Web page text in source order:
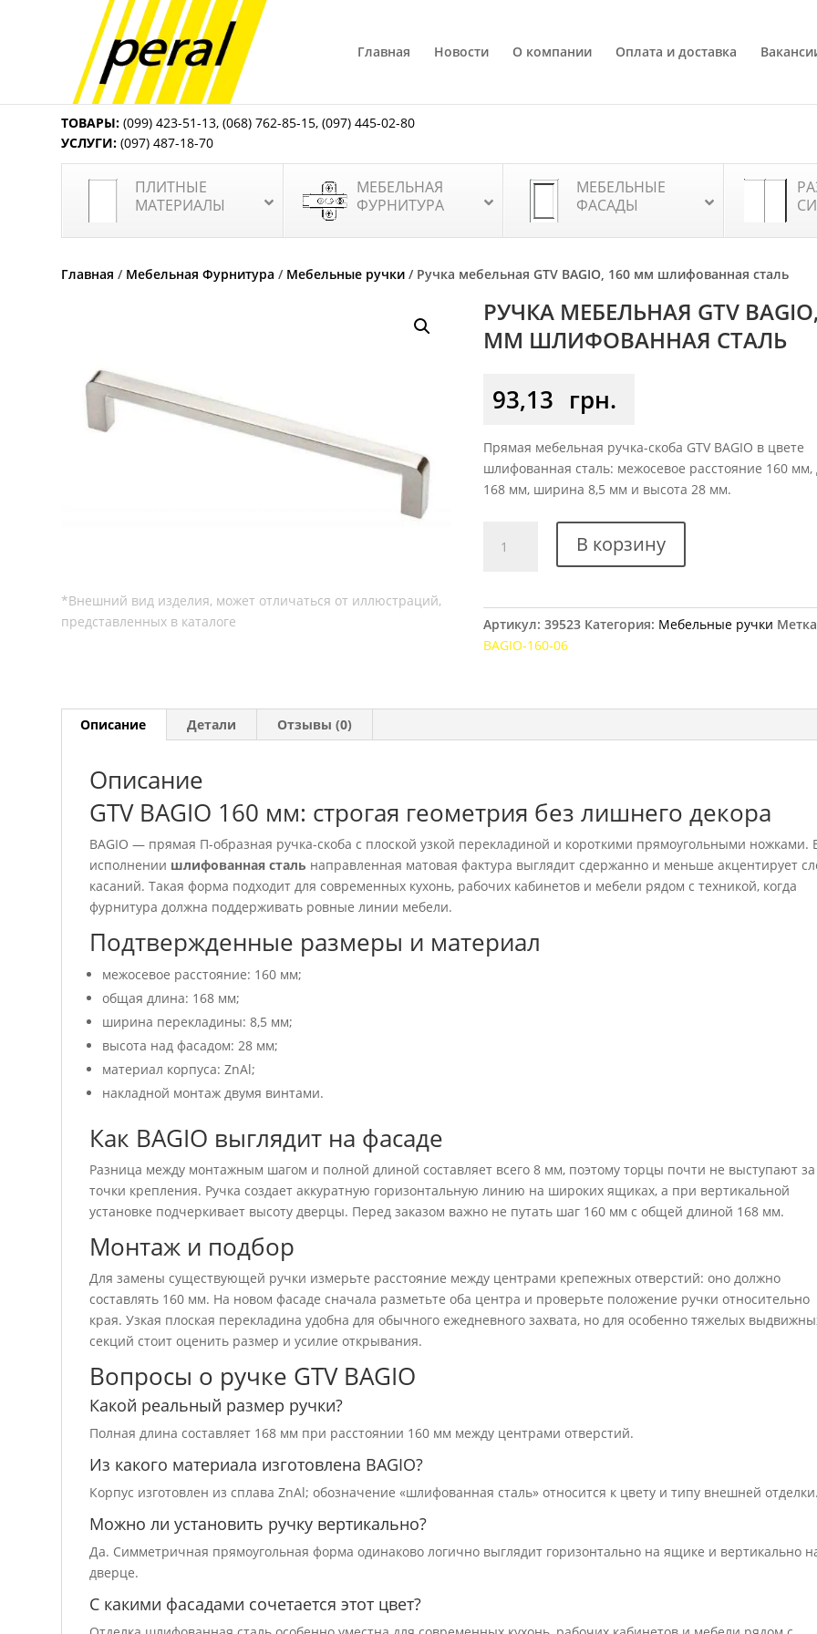
Главная Новости О компании Оплата и доставка
ТОВАРЫ: (099) 423-51-13,(068) 762-85-15,(097) 445-02-80
УСЛУГИ: (097) 487-18-70
ПЛИТНЫЕ
МАТЕРИАЛЫ
МЕБЕЛЬНАЯ
ФУРНИТУРА
МЕБЕЛЬНЫЕ
ФАСАДЫ
Главная / Мебельная Фурнитура / Мебельные ручки / Ручка мебельная GTV BAGIO, 160 мм шлифованная сталь
РУЧКА МЕБЕЛЬНАЯ GTV
ММ ШЛИФОВАННАЯ СТАЛЬ
93,13 грн.
Прямая мебельная ручка-скоба GTV BAGIO в цвете
шлифованная сталь: межосевое расстояние 160 мм,
168 мм, ширина 8,5 мм и высота 28 мм.
товара
BAGIO,
В корзину
Артикул:39523 Категория: Мебельные ручки
BAGIO-160-06
Описание Детали Отзывы (0)
Описание
GTV BAGIO 160 мм: строгая геометрия без лишнего декора
BAGIO — прямая П-образная ручка-скоба с плоской узкой перекладиной и короткими прямоугольными ножками.
исполнении шлифованная сталь направленная матовая фактура выглядит сдержанно и меньше акцентирует
касаний. Такая форма подходит для современных кухонь, рабочих кабинетов и мебели рядом с техникой, когда
фурнитура должна поддерживать ровные линии мебели.
Подтвержденные размеры и материал
межосевое расстояние: 160 мм;
общая длина: 168 мм;
ширина перекладины: 8,5 мм;
высота над фасадом: 28 мм;
материал корпуса: ZnAl;
накладной монтаж двумя винтами.
Как BAGIO выглядит на фасаде
Разница между монтажным шагом и полной длиной составляет всего 8 мм, поэтому торцы почти не выступают за
точки крепления. Ручка создает аккуратную горизонтальную линию на широких ящиках, а при вертикальной
установке подчеркивает высоту дверцы. Перед заказом важно не путать шаг 160 мм с общей длиной 168 мм.
Монтаж и подбор
Для замены существующей ручки измерьте расстояние между центрами крепежных отверстий: оно должно
составлять 160 мм. На новом фасаде сначала разметьте оба центра и проверьте положение ручки относительно
края. Узкая плоская перекладина удобна для обычного ежедневного захвата, но для особенно тяжелых
секций стоит оценить размер и усилие открывания.
Вопросы о ручке GTV BAGIO
Какой реальный размер ручки?
Полная длина составляет 168 мм при расстоянии 160 мм между центрами отверстий.
Из какого материала изготовлена BAGIO?
Корпус изготовлен из сплава ZnAl; обозначение «шлифованная сталь» относится к цвету и типу внешней отделки.
Можно ли установить ручку вертикально?
Да. Симметричная прямоугольная форма одинаково логично выглядит горизонтально на ящике и вертикально
дверце.
С какими фасадами сочетается этот цвет?